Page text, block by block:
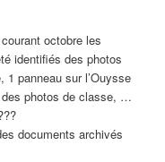
octobre les
identifiés des photos
panneau sur l’Ouysse
photos de classe, …
documents archivés